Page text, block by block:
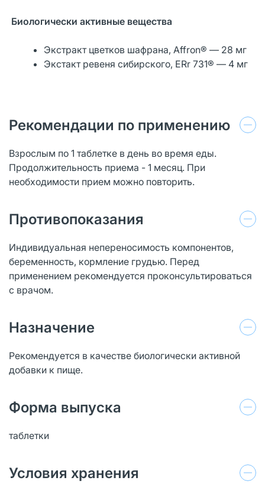
Биологически активные вещества
Экстракт цветков шафрана, Affron® — 28 мг
Экстакт ревеня сибирского, ERr 731® — 4 мг
Рекомендации по применению
Взрослым по 1 таблетке в день во время еды.
Продолжительность приема - 1 месяц. При
необходимости прием можно повторить.
Противопоказания
Индивидуальная непереносимость компонентов,
беременность, кормление грудью. Перед
применением рекомендуется проконсультироваться
с врачом.
Назначение
Рекомендуется в качестве биологически активной
добавки к пище.
Форма выпуска
таблетки
Условия хранения